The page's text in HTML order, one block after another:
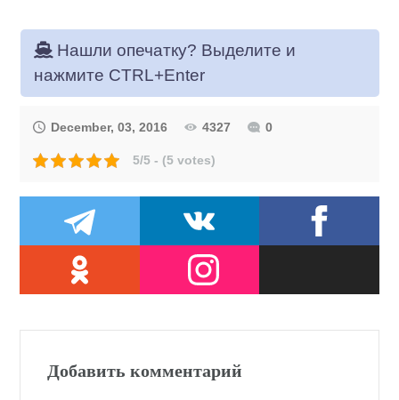
Нашли опечатку? Выделите и
нажмите CTRL+Enter
December, 03, 2016 4327 0
5/5 - (5 votes)
Добавить комментарий